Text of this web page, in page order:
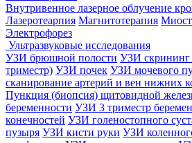
Внутривенное лазерное облучение
Лазеротеарпия Магнитотерапия
Электрофорез
Ультразвуковые исследования
УЗИ брюшной полости УЗИ скрининг
триместр) УЗИ почек УЗИ мочевого
сканирование артерий и вен нижних
Пункция (биопсия) щитовидной
беременности УЗИ 3 триместр
конечностей УЗИ голеностопного
пузыря УЗИ кисти руки УЗИ